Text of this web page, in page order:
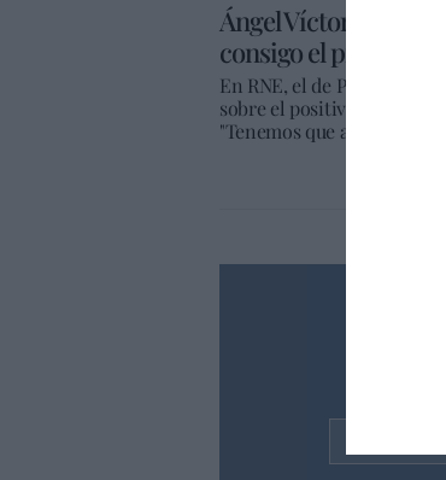
Ángel Víctor Torres
consigo el protocolo
En RNE, el de Política
sobre el positivo en una de
"Tenemos que analizar